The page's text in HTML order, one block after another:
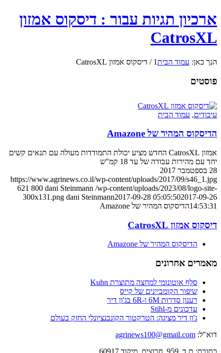
ארכיון תגיות עבור : דיסקוס אמזון
CatrosXL
הנך כאן: עמוד הבית1
/ דיסקוס אמזון CatrosXL
פוסטים
עיבודים, עמוד הבית
הדיסקוס המהיר של Amazone
אמזון CatrosXL החדש מציע יכולת התמודדות מעולה עם תנאים קשים
יחד עם מהירות עבודה של עד 18 קמ"ש
28 בספטמבר 2017
https://www.agrinews.co.il/wp-content/uploads/2017/09/s46_1.jpg
621 800 dani Steinmann /wp-content/uploads/2023/08/logo-site-
300x131.png dani Steinmann2017-09-28 05:05:502017-09-26
14:53:31הדיסקוס המהיר של Amazone
דיסקוס אמזון CatrosXL
הדיסקוס המהיר של Amazone
מאמרים אחרונים
סלף אוטונומי למחצה מתוצרת Kuhn
שיפור הקומביינים של קייס
רענון סדרות 6M ו-6R בג'ון דיר
עדכונים מ-Stihl
ג'ון דיר מציגה: הטרקטור הקונבנציונלי החזק בעולם
דוא"ל: agrinews100@gmail.com
כתובת: ת.ד. 959, חרוצים, מיקוד 60917